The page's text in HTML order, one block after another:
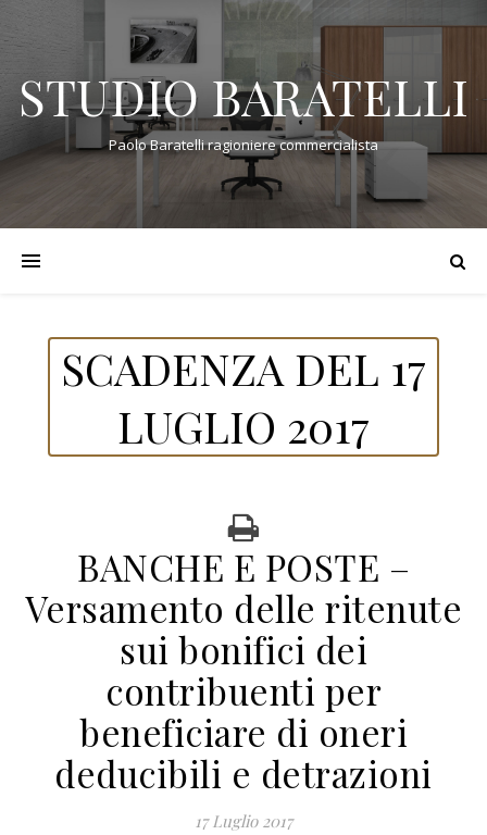
STUDIO BARATELLI
Paolo Baratelli ragioniere commercialista
SCADENZA DEL 17
LUGLIO 2017
BANCHE E POSTE –
Versamento delle ritenute
sui bonifici dei
contribuenti per
beneficiare di oneri
deducibili e detrazioni
17 Luglio 2017